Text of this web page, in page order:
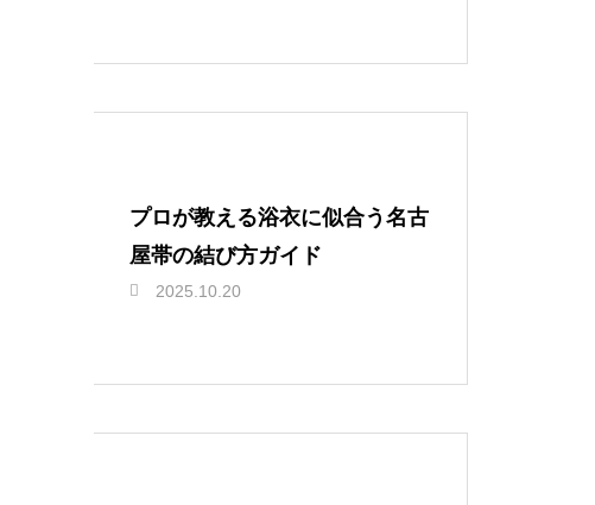
プロが教える浴衣に似合う名古
屋帯の結び方ガイド
2025.10.20